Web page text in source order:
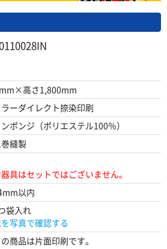
高さ1,800mm
ーダイレクト捺染印刷
ポンジ（ポリエステル100％）
縫製
具はセットではございません。
以内
袋入れ
写真で確認する
商品は片面印刷です。